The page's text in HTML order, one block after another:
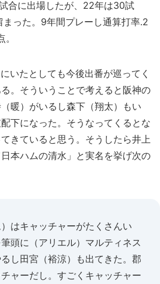
合に出場したが、22年は30試
った。9年間プレーし通算打率.2
いたとしても今後出番が巡ってく
。そういうことで考えると阪神の
暖）がいるし森下（翔太）もい
下になった。そうなってくるとな
きていると思う。そうしたら井上
本ハムの清水」と実名を挙げ次の
）はキャッチャーがたくさんい
頭に（アリエル）マルティネス
し田宮（裕涼）も出てきた。郡
ャーだし。すごくキャッチャー